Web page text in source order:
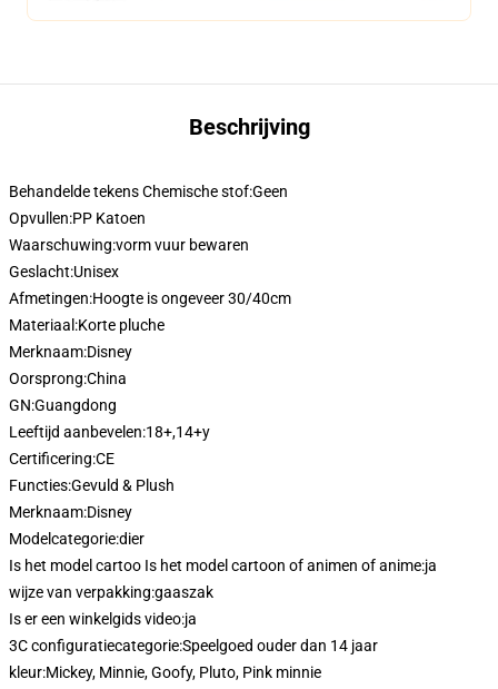
Beschrijving
Behandelde tekens Chemische stof:Geen
Opvullen:PP Katoen
Waarschuwing:vorm vuur bewaren
Geslacht:Unisex
Afmetingen:Hoogte is ongeveer 30/40cm
Materiaal:Korte pluche
Merknaam:Disney
Oorsprong:China
GN:Guangdong
Leeftijd aanbevelen:18+,14+y
Certificering:CE
Functies:Gevuld & Plush
Merknaam:Disney
Modelcategorie:dier
Is het model cartoo Is het model cartoon of animen of anime:ja
wijze van verpakking:gaaszak
Is er een winkelgids video:ja
3C configuratiecategorie:Speelgoed ouder dan 14 jaar
kleur:Mickey, Minnie, Goofy, Pluto, Pink minnie